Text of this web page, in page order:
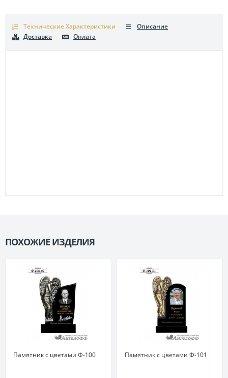
Технические Характеристики
Описание
Доставка
Оплата
ПОХОЖИЕ ИЗДЕЛИЯ
Памятник с цветами Ф-100 Памятник с цветами Ф-101